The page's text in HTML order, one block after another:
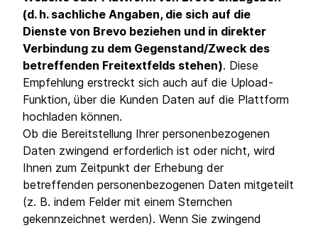
(d. h. sachliche Angaben, die sich auf die
Dienste von Brevo beziehen und in direkter
Verbindung zu dem Gegenstand/Zweck des
betreffenden Freitextfelds stehen). Diese
Empfehlung erstreckt sich auch auf die Upload-
Funktion, über die Kunden Daten auf die Plattform
hochladen können.
Ob die Bereitstellung Ihrer personenbezogenen
Daten zwingend erforderlich ist oder nicht, wird
Ihnen zum Zeitpunkt der Erhebung der
betreffenden personenbezogenen Daten mitgeteilt
(z. B. indem Felder mit einem Sternchen
gekennzeichnet werden). Wenn Sie zwingend